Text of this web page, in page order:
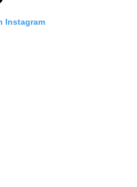
Instagram